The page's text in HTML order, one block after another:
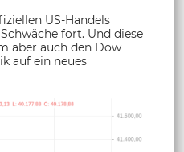
US-Handels
fort. Und diese
aber auch den Dow
auf ein neues